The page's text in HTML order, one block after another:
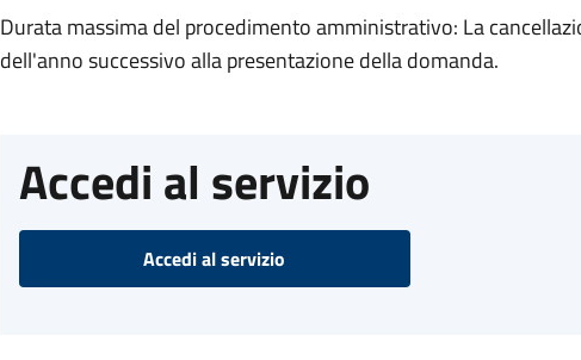
Durata massima del procedimento amministrativo: La
dell'anno successivo alla presentazione della domanda.
Accedi al servizio
Accedi al servizio